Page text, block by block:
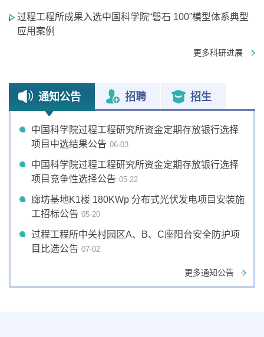
更多科研进展
过程工程所成果入选中国科学院“磐石 100”模型体系典型
应用案例
通知公告 招聘 招生
更多通知公告
中国科学院过程工程研究所资金定期存放银行选择
项目中选结果公告 06-03
中国科学院过程工程研究所资金定期存放银行选择
项目竞争性选择公告 05-22
廊坊基地K1楼 180KWp 分布式光伏发电项目安装施
工招标公告 05-20
过程工程所中关村园区A、B、C座阳台安全防护项
目比选公告 07-02